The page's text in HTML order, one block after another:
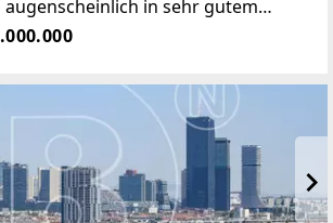
in sehr gutem
befindliche Objekt liegt im
direkt gegenüber